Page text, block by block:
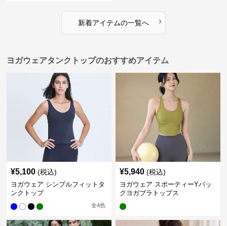
新着アイテムの一覧へ ›
ヨガウェアタンクトップのおすすめアイテム
¥5,100 (税込)
ヨガウェア シンプルフィットタ
ンクトップ
全4色
¥5,940 (税込)
ヨガウェア スポーティーYバッ
クヨガブラトップス